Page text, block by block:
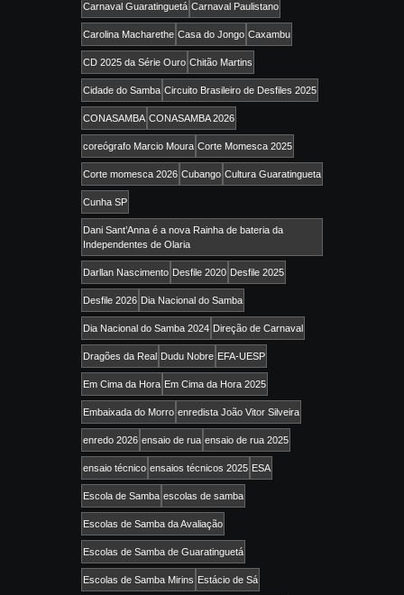
Carnaval Guaratinguetá Carnaval Paulistano
Carolina Macharethe Casa do Jongo Caxambu
CD 2025 da Série Ouro Chitão Martins
Cidade do Samba Circuito Brasileiro de Desfiles 2025
CONASAMBA CONASAMBA 2026
coreógrafo Marcio Moura Corte Momesca 2025
Corte momesca 2026 Cubango Cultura Guaratingueta
Cunha SP
Dani Sant’Anna é a nova Rainha de bateria da
Independentes de Olaria
Darllan Nascimento Desfile 2020 Desfile 2025
Desfile 2026 Dia Nacional do Samba
Dia Nacional do Samba 2024 Direção de Carnaval
Dragões da Real Dudu Nobre EFA-UESP
Em Cima da Hora Em Cima da Hora 2025
Embaixada do Morro enredista João Vitor Silveira
enredo 2026 ensaio de rua ensaio de rua 2025
ensaio técnico ensaios técnicos 2025 ESA
Escola de Samba escolas de samba
Escolas de Samba da Avaliação
Escolas de Samba de Guaratinguetá
Escolas de Samba Mirins Estácio de Sá